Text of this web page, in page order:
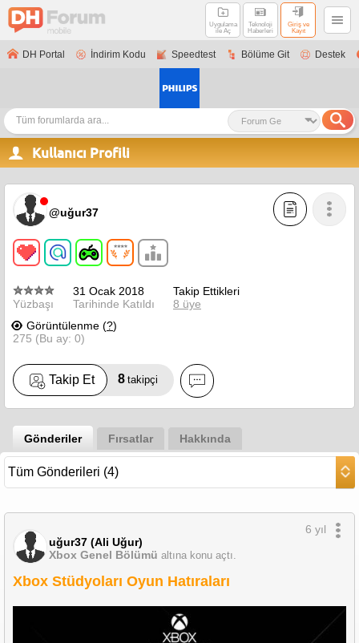
Uygulama
ile Aç
Teknoloji
Haberleri
Giriş ve
Kayıt
DH Portal İndirim Kodu Speedtest Bölüme Git Destek
Kullanıcı Profili
@uğur37
Yüzbaşı
31 Ocak 2018
Tarihinde Katıldı
Takip Ettikleri
8 üye
Görüntülenme (?)
275 (Bu ay: 0)
Takip Et 8 takipçi
Gönderiler Fırsatlar Hakkında
uğur37 (Ali Uğur)
Xbox Genel Bölümü altına konu açtı.
6 yıl
Xbox Stüdyoları Oyun Hatıraları